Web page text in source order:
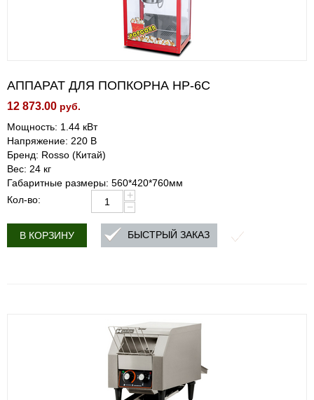
АППАРАТ ДЛЯ ПОПКОРНА HP-6C
12 873.00 руб.
Мощность: 1.44 кВт
Напряжение: 220 В
Бренд: Rosso (Китай)
Вес: 24 кг
Габаритные размеры: 560*420*760мм
Кол-во:
+
−
В КОРЗИНУ БЫСТРЫЙ ЗАКАЗ